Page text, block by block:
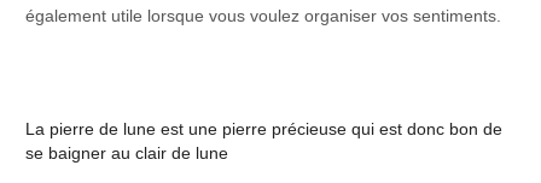
également utile lorsque vous voulez organiser vos sentiments.
La pierre de lune est une pierre précieuse qui est donc bon de
se baigner au clair de lune